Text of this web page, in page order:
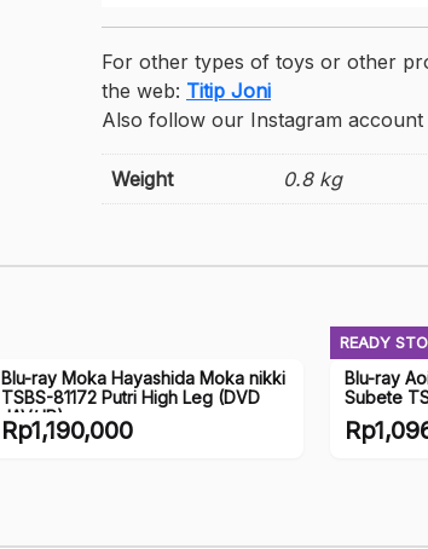
For other types of toys or other
the web: Titip Joni
Also follow our Instagram account
Weight 0.8 kg
Blu-ray Moka Hayashida Moka nikki
TSBS-81172 Putri High Leg (DVD
JAV/JP)
Rp1,190,000
READY
Blu-ray
Subete
Rp